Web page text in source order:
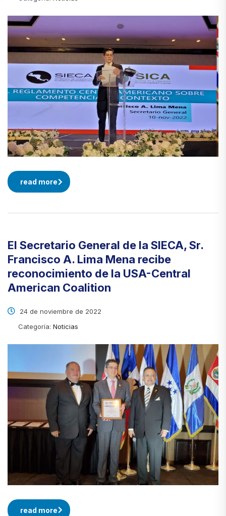
read more
El Secretario General de la SIECA, Sr.
Francisco A. Lima Mena recibe
reconocimiento de la USA-Central
American Coalition
24 de noviembre de 2022
Categoría: Noticias
read more